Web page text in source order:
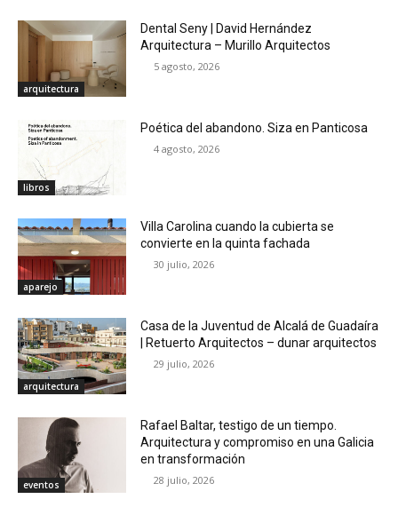
arquitectura
Dental Seny | David Hernández
Arquitectura – Murillo Arquitectos
5 agosto, 2026
libros
Poética del abandono. Siza en Panticosa
4 agosto, 2026
aparejo
Villa Carolina cuando la cubierta se
convierte en la quinta fachada
30 julio, 2026
arquitectura
Casa de la Juventud de Alcalá de Guadaíra
| Retuerto Arquitectos – dunar arquitectos
29 julio, 2026
eventos
Rafael Baltar, testigo de un tiempo.
Arquitectura y compromiso en una Galicia
en transformación
28 julio, 2026